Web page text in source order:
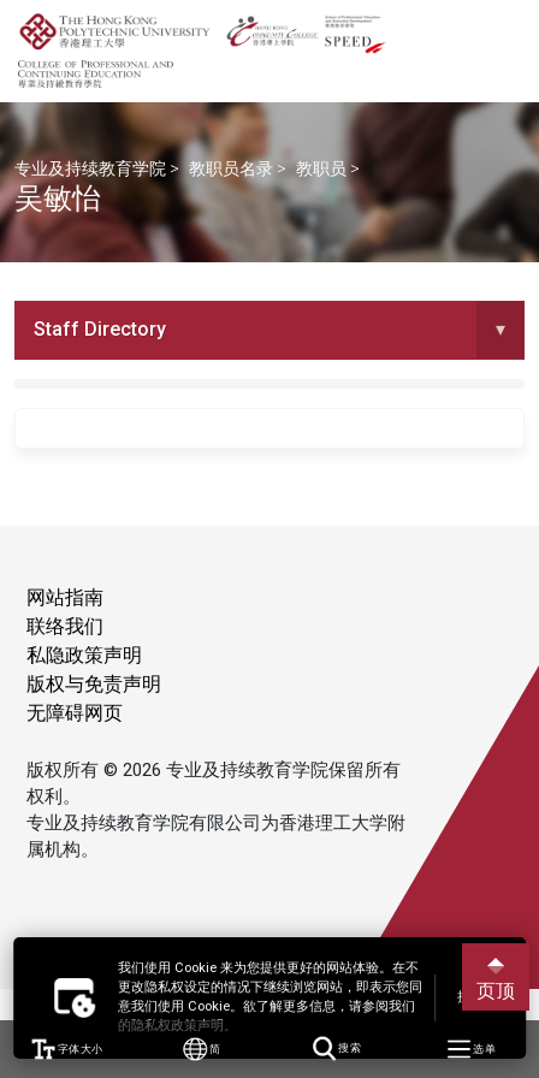
我们使用 Cookie 来为您提供更好的网站体验。在不
更改隐私权设定的情况下继续浏览网站，即表示您同
意我们使用 Cookie。欲了解更多信息，请参阅我们
的隐私权政策声明。
接受
字体大小 简 搜索 选单
专业及持续教育学院 > 教职员名录 > 教职员 >
吴敏怡
Staff Directory ▾
网站指南
联络我们
私隐政策声明
版权与免责声明
无障碍网页
版权所有 © 2026 专业及持续教育学院保留所有
权利。
专业及持续教育学院有限公司为香港理工大学附
属机构。
页顶